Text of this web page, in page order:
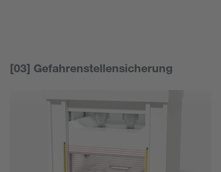
[03] Gefahrenstellensicherung